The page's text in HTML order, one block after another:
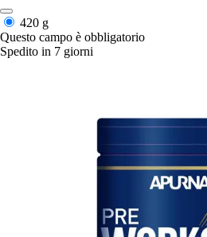
420 g
Questo campo è obbligatorio
Spedito in 7 giorni